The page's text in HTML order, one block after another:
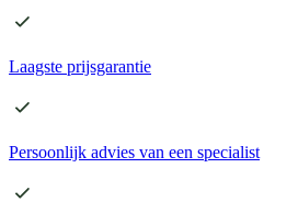
Laagste prijsgarantie
Persoonlijk advies van een specialist